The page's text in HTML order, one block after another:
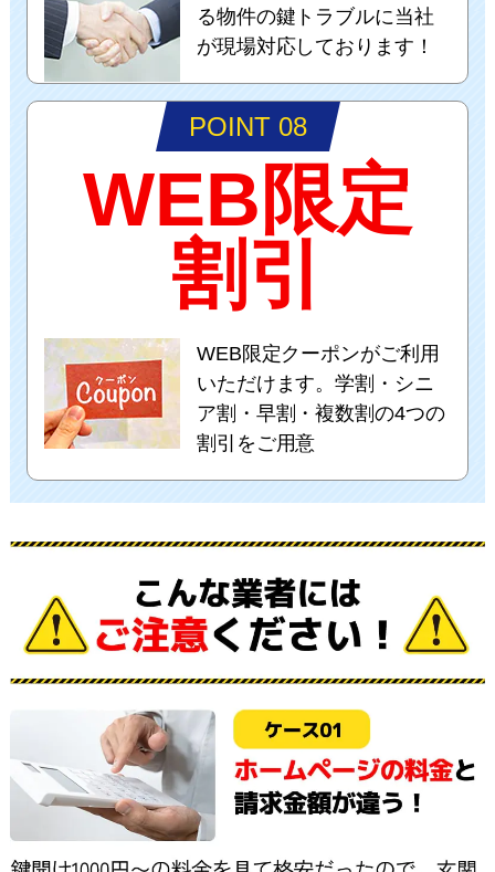
る物件の鍵トラブルに当社
が現場対応しております！
POINT 08
WEB限定
割引
WEB限定クーポンがご利用
いただけます。学割・シニ
ア割・早割・複数割の4つの
割引をご用意